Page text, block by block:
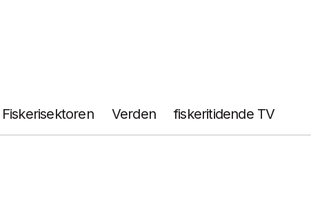
Fiskerisektoren Verden fiskeritidende TV